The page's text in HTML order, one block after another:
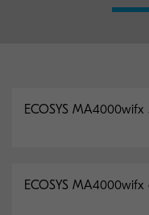
ECOSYS MA4000wifx
ECOSYS